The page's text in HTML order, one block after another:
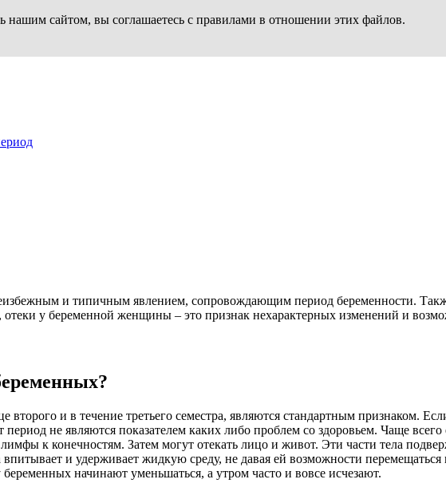
нашим сайтом, вы соглашаетесь с правилами в отношении этих файлов.
и типичным явлением, сопровождающим период беременности.
отеки у беременной женщины – это признак нехарактерных изменений и
и в течение третьего семестра, являются стандартным признаком.
период не являются показателем каких либо проблем со здоровьем. Чаще
к конечностям. Затем могут отекать лицо и живот. Эти части тела
и удерживает жидкую среду, не давая ей возможности
начинают уменьшаться, а утром часто и вовсе исчезают.